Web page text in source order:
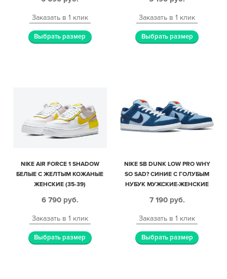
Заказать в 1 клик
Выбрать размер
Заказать в 1 клик
Выбрать размер
NIKE AIR FORCE 1 SHADOW
БЕЛЫЕ С ЖЕЛТЫМ КОЖАНЫЕ
ЖЕНСКИЕ (35-39)
6 790 руб.
Заказать в 1 клик
Выбрать размер
NIKE SB DUNK LOW PRO WHY
SO SAD? CИНИЕ С ГОЛУБЫМ
НУБУК МУЖСКИЕ-ЖЕНСКИЕ
7 190 руб.
Заказать в 1 клик
Выбрать размер